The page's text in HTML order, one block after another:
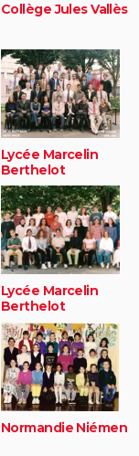
Collège Jules Vallès
Lycée Marcelin
Berthelot
Lycée Marcelin
Berthelot
Normandie Niémen